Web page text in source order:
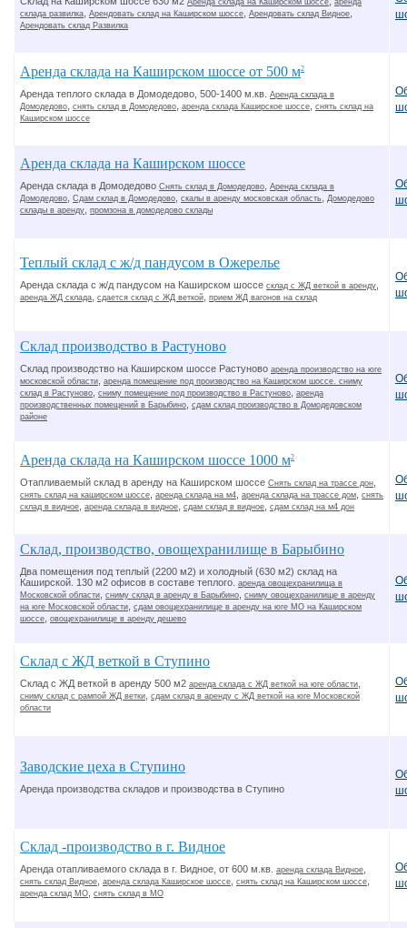
Аренда склада на Каширском шоссе аренда
склада развилка Арендовать склад на Каширском шоссе Арендовать склад Видное
Арендовать склад Развилка
Аренда склада на Каширском шоссе от 500 м2
Аренда теплого склада в Домодедово, 500-1400 м.кв. Аренда склада в
Домодедово снять склад в Домодедово аренда склада Каширское шоссе снять склад на
Каширском шоссе
Аренда склада на Каширском шоссе
Аренда склада в Домодедово Снять склад в Домодедово Аренда склада в
Домодедово Сдам склад в Домодедово скалы в аренду московская область Домодедово
склады в аренду промзона в домодедово склады
Теплый склад с ж/д пандусом в Ожерелье
Аренда склада с ж/д пандусом на Каширском шоссе склад с ЖД веткой в аренду
аренда ЖД склада сдается склад с ЖД веткой прием ЖД вагонов на склад
Склад производство в Растуново
Склад производство на Каширском шоссе Растуново аренда производство на юге
московской области аренда помещение под производство на Каширском шоссе. сниму
склад в Растуново сниму помещение под производство в Растуново аренда
производственных помещений в Барыбино сдам склад производство в Домодедовском
районе
Аренда склада на Каширском шоссе 1000 м2
Отапливаемый склад в аренду на Каширском шоссе Снять склад на трассе дон
снять склад на каширском шоссе аренда склада на м4 аренда склада на трассе дом снять
склад в видное аренда склада в видное сдам склад в видное сдам склад на м4 дон
Склад, производство, овощехранилище в Барыбино
Два помещения под теплый (2200 м2) и холодный (630 м2) склад на
Каширской. 130 м2 офисов в составе теплого. аренда овощехранилища в
Московской области сниму склад в аренду в Барыбино сниму овощехранилище в аренду
на юге Московской области сдам овощехранилище в аренду на юге МО на Каширском
шоссе овощехранилище в аренду дешево
Склад с ЖД веткой в Ступино
Склад с ЖД веткой в аренду 500 м2 аренда склада с ЖД веткой на юге области
сниму склад с рампой ЖД ветки сдам склад в аренду с ЖД веткой на юге Московской
области
Заводские цеха в Ступино
Аренда производства складов и производства в Ступино
Склад -производство в г. Видное
Аренда отапливаемого склада в г. Видное, от 600 м.кв. аренда склада Видное
снять склад Видное аренда склада Каширское шоссе снять склад на Каширском шоссе
аренда склад МО снять склад в МО